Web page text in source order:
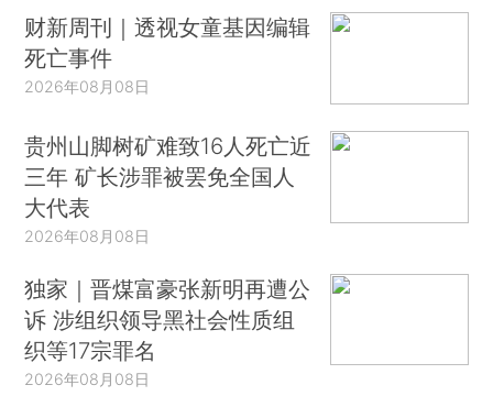
财新周刊｜透视女童基因编辑
死亡事件
2026年08月08日
贵州山脚树矿难致16人死亡近
三年 矿长涉罪被罢免全国人
大代表
2026年08月08日
独家｜晋煤富豪张新明再遭公
诉 涉组织领导黑社会性质组
织等17宗罪名
2026年08月08日